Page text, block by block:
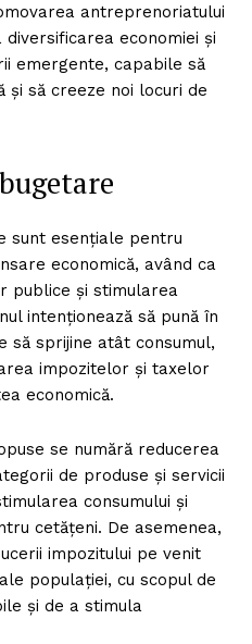
antreprenoriatului
economiei și
emergente, capabile să
și să creeze noi locuri de
sunt esențiale pentru
economică, având ca
publice și stimularea
intenționează să pună în
să sprijine atât consumul,
impozitelor și taxelor
economică.
se numără reducerea
de produse și servicii
consumului și
cetățeni. De asemenea,
impozitului pe venit
populației, cu scopul de
și de a stimula